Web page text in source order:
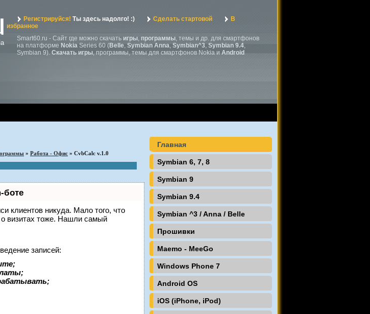
Регистрируйся! Ты здесь надолго! :) Сделать стартовой
В
избранное
Smart60.ru - Сайт где можно скачать игры, программы, темы и др. для смартфонов
на платформе Nokia Series 60 (Belle, Symbian Anna, Symbian^3, Symbian 9.4,
Symbian 9). Скачать игры, программы, темы для смартфонов Nokia и Android
» Работа - Офис » CvbCalc v.1.0
боте
клиентов никуда. Мало того, что
о визитах тоже. Нашли самый
записей:
Главная
Symbian 6, 7, 8
Symbian 9
Symbian 9.4
Symbian ^3 / Anna / Belle
Прошивки
Maemo - MeeGo
Windows Phone 7
Android OS
iOS (iPhone, iPod)